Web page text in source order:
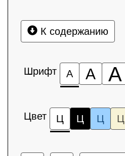
К содержанию
Шрифт А А А
Цвет Ц Ц Ц Ц